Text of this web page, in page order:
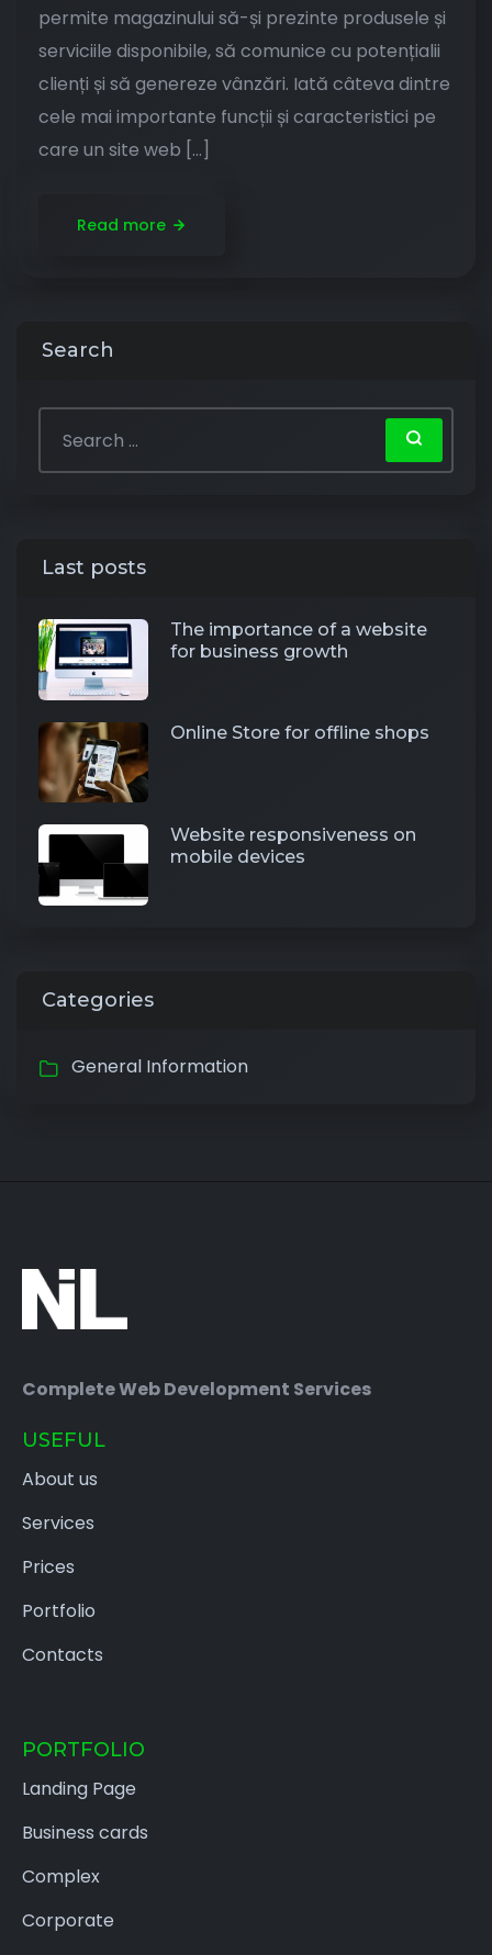
permite magazinului să-și prezinte produsele și
serviciile disponibile, să comunice cu potențialii
clienți și să genereze vânzări. Iată câteva dintre
cele mai importante funcții și caracteristici pe
care un site web […]
Read more
Search
Last posts
The importance of a website
for business growth
Online Store for offline shops
Website responsiveness on
mobile devices
Categories
General Information
Complete Web Development Services
USEFUL
About us
Services
Prices
Portfolio
Contacts
PORTFOLIO
Landing Page
Business cards
Complex
Corporate